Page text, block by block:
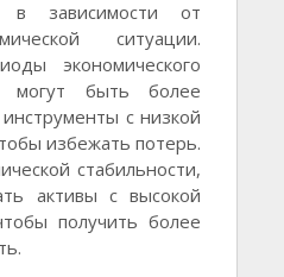
в зависимости от
ситуации.
экономического
могут быть более
с низкой
избежать потерь.
стабильности,
активы с высокой
получить более